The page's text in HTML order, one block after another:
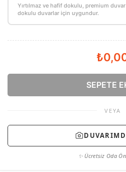
Yırtılmaz ve hafif dokulu, premium duvar
dokulu duvarlar için uygundur.
SEPETE
VEYA
✨ Ücretsiz Oda